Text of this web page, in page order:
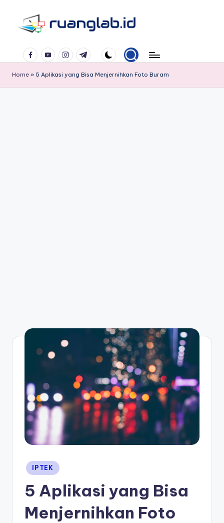
Klik
Banyak
Manfaat
FacebookYouTubeInstagramTelegram
Home » 5 Aplikasi yang Bisa Menjernihkan Foto Buram
Posted
in
IPTEK
5 Aplikasi yang Bisa
Menjernihkan Foto